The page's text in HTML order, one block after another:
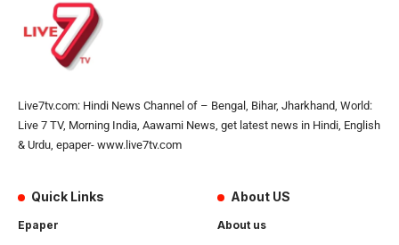
Live7tv.com: Hindi News Channel of – Bengal, Bihar, Jharkhand, World:
Live 7 TV, Morning India, Aawami News, get latest news in Hindi, English
& Urdu, epaper- www.live7tv.com
Quick Links
Epaper
About US
About us